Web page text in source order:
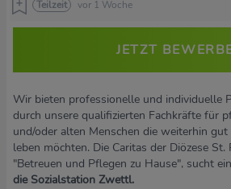
Teilzeit vor 1 Woche
JETZT
Wir bieten professionelle und individuelle
durch unsere qualifizierten Fachkräfte für
und/oder alten Menschen die weiterhin
leben möchten. Die Caritas der Diözese
"Betreuen und Pflegen zu Hause", sucht
die Sozialstation Zwettl.